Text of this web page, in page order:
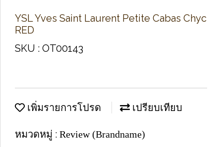
YSL Yves Saint Laurent Petite Cabas Chyc
RED
SKU : OT00143
เพิ่มรายการโปรด เปรียบเทียบ
หมวดหมู่ : Review (Brandname)